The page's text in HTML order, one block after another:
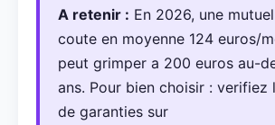
A retenir : En 2026, une
coute en moyenne 124 euros/
peut grimper a 200 euros au-
ans. Pour bien choisir : verifiez
de garanties sur